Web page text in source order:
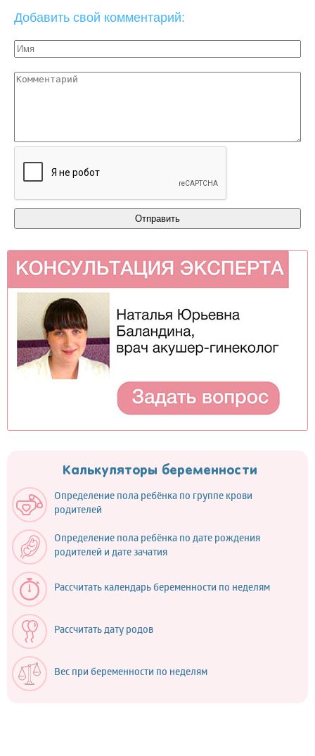
Добавить свой комментарий:
Калькуляторы беременности
Определение пола ребёнка по группе крови
родителей
Определение пола ребёнка по дате рождения
родителей и дате зачатия
Рассчитать календарь беременности по неделям
Рассчитать дату родов
Вес при беременности по неделям